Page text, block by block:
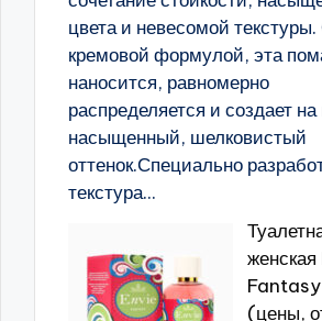
цвета и невесомой
кремовой формулой, эта
наносится, равномерно
распределяется и создает на
насыщенный, шелковистый
оттенок.Специально
текстура...
(цены,